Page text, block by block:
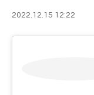
2022.12.15 12:22